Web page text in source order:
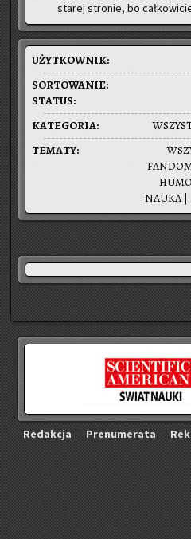
sta­rej stro­nie, bo
UŻYT­KOW­NIK:
SOR­TO­WA­NIE:
STA­TUS:
KA­TE­GO­RIA:
NAUKA |
TE­MA­TY:
Re­dak­cja Pre­nu­me­ra­ta